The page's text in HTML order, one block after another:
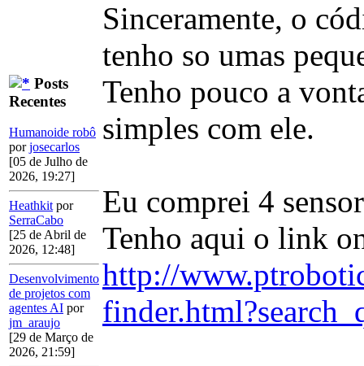
Posts
Recentes
Humanoide robô
porjosecarlos
[05 de Julho de
2026, 19:27]
Heathkit por
SerraCabo
[25 de Abril de
2026, 12:48]
Desenvolvimento
de projetos com
agentes AI por
jm_araujo
[29 de Março de
2026, 21:59]
Sinceramente, o
tenho so umas
Tenho pouco a
simples com ele.
Eu comprei 4
Tenho aqui o link
http://